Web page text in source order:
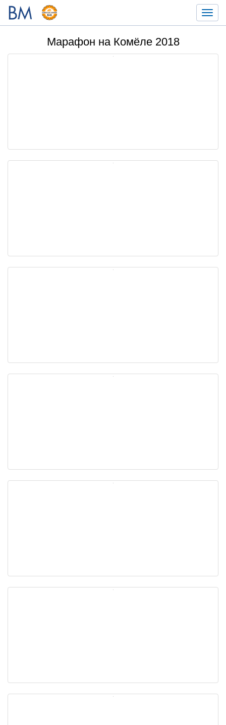
Марафон на Комёле 2018